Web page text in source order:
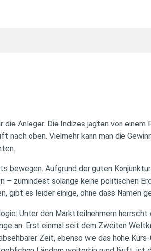
Anleger. Die Indizes jagten von einem
nach oben. Vielmehr kann man die
bewegen. Aufgrund der guten
– zumindest solange keine politischen
gibt es leider einige, ohne dass Namen
Unter den Marktteilnehmern
an. Erst einmal seit dem Zweiten
Zeit, ebenso wie das hohe